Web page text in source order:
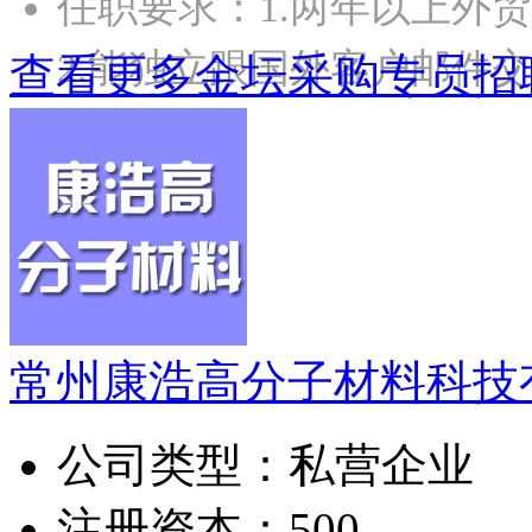
2.能独立跟国外客户邮件
查看更多金坛采购专员招
常州康浩高分子材料科
公司类型： 私营企业